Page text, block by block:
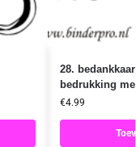
28.
bedrukking
€4.99